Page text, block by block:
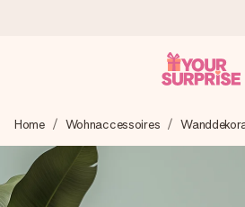
Wir bereiten dein Geschenk
blitzschnell – damit du es genau
überreichen kannst, wenn es am
Home Wohnaccessoires